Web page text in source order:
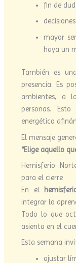
fin de
mayor
haya un
También es
presencia. Es
ambientes, a
personas.
energético
El mensaje
“Elige aquello
Hemisferio
para el cierre
En el
integrar lo
Todo lo que
asienta en el
Esta semana
ajustar